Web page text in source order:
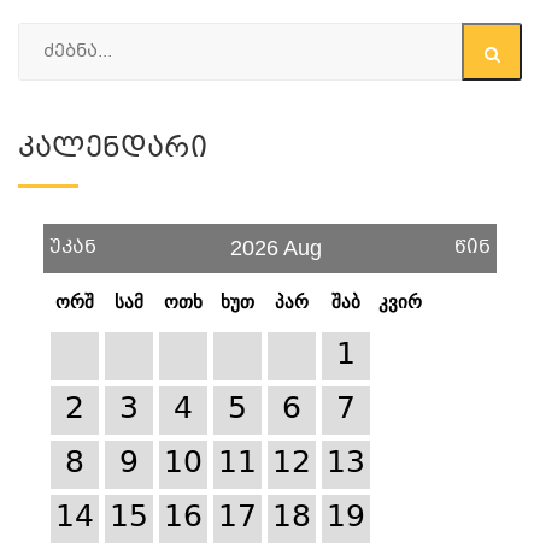
Კალენდარი
უკან 2026 Aug წინ
ორშ სამ ოთხ ხუთ პარ შაბ კვირ
1
2
3 4 5 6
7
8
9 10 11 12 13
14 15 16 17 18 19